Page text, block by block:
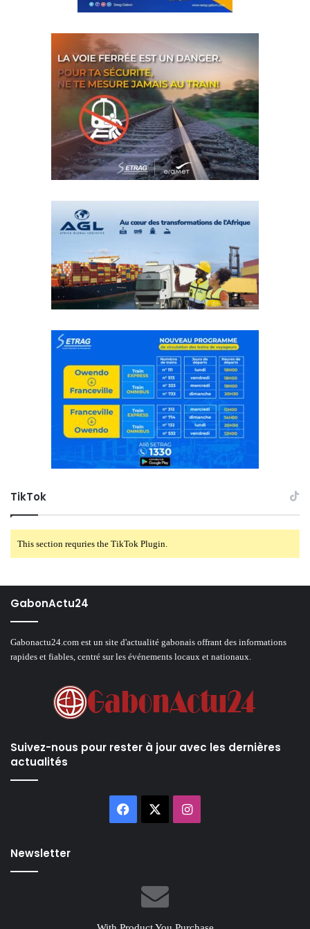
TikTok
This section requries the TikTok Plugin.
GabonActu24
Gabonactu24.com est un site d'actualité gabonais offrant des informations
rapides et fiables, centré sur les événements locaux et nationaux.
Suivez-nous pour rester à jour avec les dernières
actualités
Facebook Instagram
Newsletter